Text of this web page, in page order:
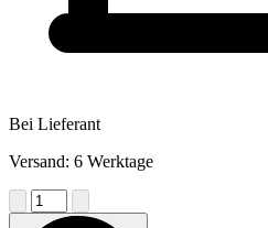
Bei Lieferant
Versand: 6 Werktage